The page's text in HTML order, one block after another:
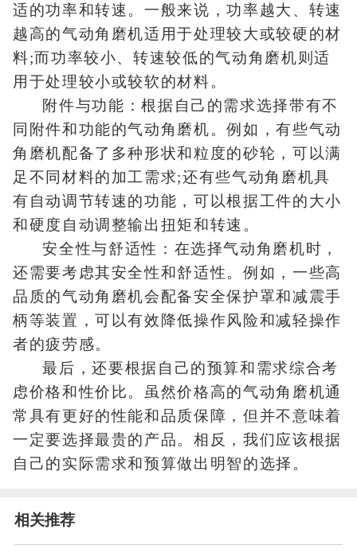
适的功率和转速。一般来说，功率越大、转速
越高的气动角磨机适用于处理较大或较硬的材
料;而功率较小、转速较低的气动角磨机则适
用于处理较小或较软的材料。
附件与功能：根据自己的需求选择带有不
同附件和功能的气动角磨机。例如，有些气动
角磨机配备了多种形状和粒度的砂轮，可以满
足不同材料的加工需求;还有些气动角磨机具
有自动调节转速的功能，可以根据工件的大小
和硬度自动调整输出扭矩和转速。
安全性与舒适性：在选择气动角磨机时，
还需要考虑其安全性和舒适性。例如，一些高
品质的气动角磨机会配备安全保护罩和减震手
柄等装置，可以有效降低操作风险和减轻操作
者的疲劳感。
最后，还要根据自己的预算和需求综合考
虑价格和性价比。虽然价格高的气动角磨机通
常具有更好的性能和品质保障，但并不意味着
一定要选择最贵的产品。相反，我们应该根据
自己的实际需求和预算做出明智的选择。
相关推荐